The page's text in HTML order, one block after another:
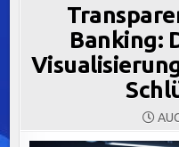
Banking: